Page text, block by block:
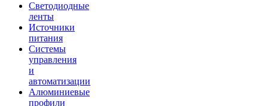
Светодиодные
ленты
Источники
питания
Системы
управления
и
автоматизации
Алюминиевые
профили